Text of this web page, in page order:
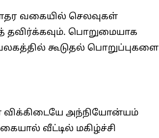
வகையில் செலவுகள்
தவிர்க்கவும். பொறுமையாக
கூடுதல் பொறுப்புகளை
விக்கிடையே அந்நியோன்யம்
வீட்டில் மகிழ்ச்சி